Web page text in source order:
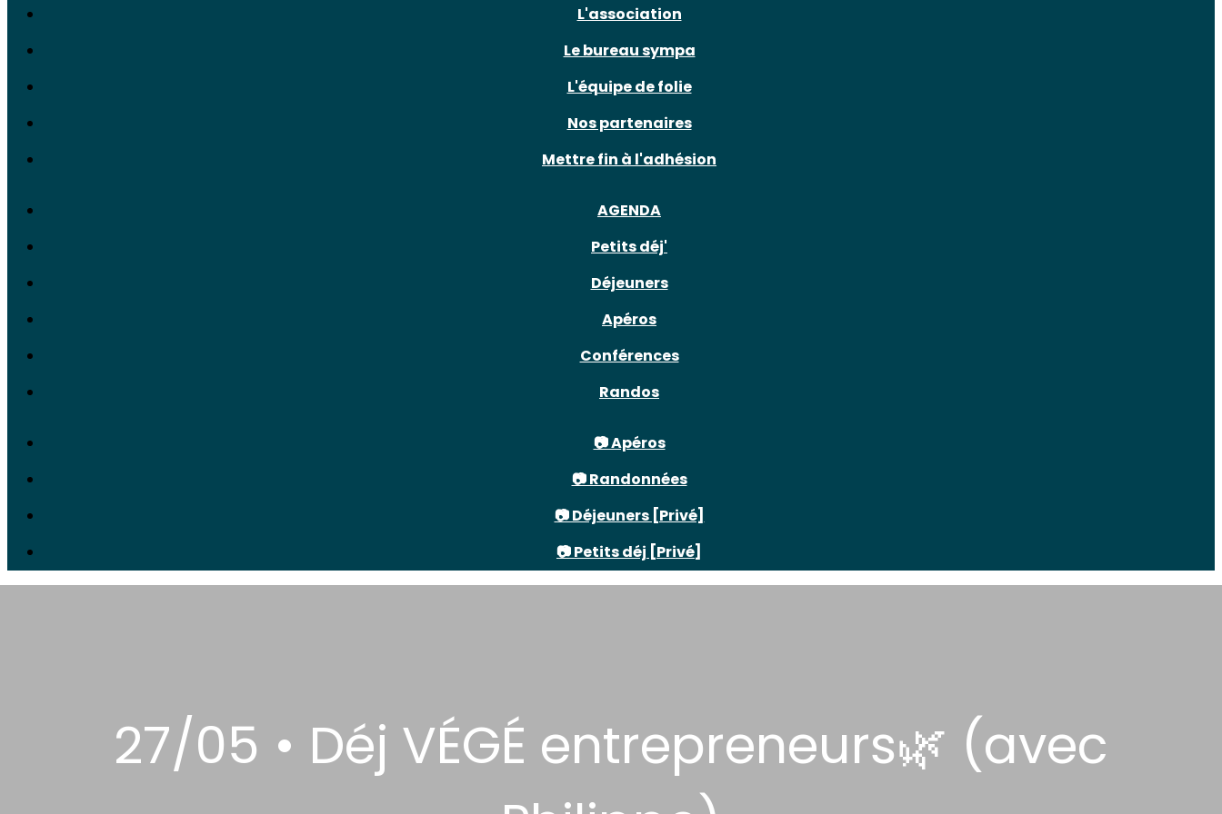
L'association
Le bureau sympa
L'équipe de folie
Nos partenaires
Mettre fin à l'adhésion
AGENDA
Petits déj'
Déjeuners
Apéros
Conférences
Randos
📷 Apéros
📷 Randonnées
📷 Déjeuners [Privé]
📷 Petits déj [Privé]
27/05 • Déj VÉGÉ entrepreneurs🌿 (avec